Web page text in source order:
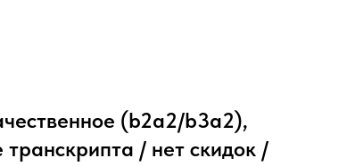
(b2a2/b3a2),
/ нет скидок /